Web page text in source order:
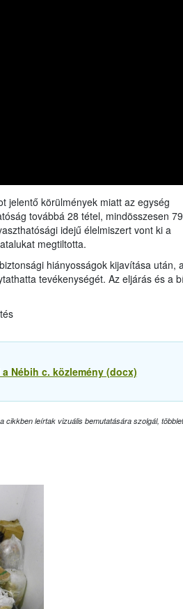
jelentő körülmények miatt az egység
továbbá 28 tétel, mindösszesen
idejű élelmiszert vont ki a
megtiltotta.
hiányosságok kijavítása után,
tevékenységét. Az eljárás és a
Nébih c. közlemény (docx)
leírtak vizuális bemutatására szolgál,